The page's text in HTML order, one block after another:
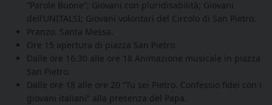
“Parole Buone”; Giovani con pluridisabilità; Giovani
dell’UNITALSI; Giovani volontari del Circolo di San Pietro.
Pranzo. Santa Messa.
Ore 15 apertura di piazza San Pietro.
Dalle ore 16.30 alle ore 18 Animazione musicale in piazza
San Pietro.
Dalle ore 18 alle ore 20 “Tu sei Pietro. Confessio fidei con i
giovani italiani” alla presenza del Papa.